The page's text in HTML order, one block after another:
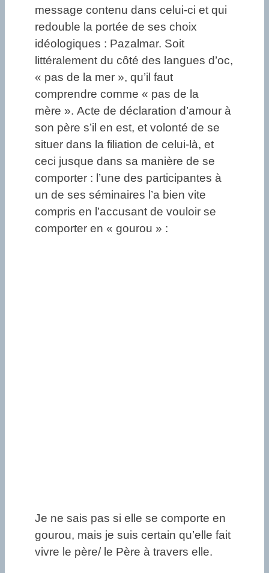
message contenu dans celui-ci et qui
redouble la portée de ses choix
idéologiques : Pazalmar. Soit
littéralement du côté des langues d’oc,
« pas de la mer », qu’il faut
comprendre comme « pas de la
mère ». Acte de déclaration d’amour à
son père s’il en est, et volonté de se
situer dans la filiation de celui-là, et
ceci jusque dans sa manière de se
comporter : l’une des participantes à
un de ses séminaires l’a bien vite
compris en l’accusant de vouloir se
comporter en « gourou » :
Je ne sais pas si elle se comporte en
gourou, mais je suis certain qu’elle fait
vivre le père/ le Père à travers elle.